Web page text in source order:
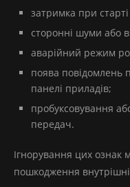
затримка при
сторонні шуми або
аварійний режим
поява повідомлень
панелі приладів;
пробуксовування
передач.
Ігнорування цих ознак
пошкодження